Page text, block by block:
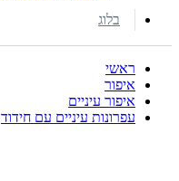
בלוג
ראשי
איפור
איפור עיניים
עפרונות עיניים עם חידוד